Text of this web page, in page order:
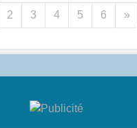
2 3 4 5 6 »